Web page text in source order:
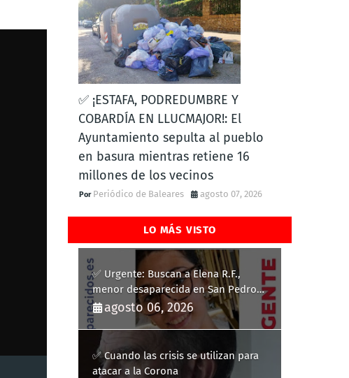
✅ ¡ESTAFA, PODREDUMBRE Y
COBARDÍA EN LLUCMAJOR!: El
Ayuntamiento sepulta al pueblo
en basura mientras retiene 16
millones de los vecinos
Periódico de Baleares agosto 07, 2026
LO MÁS VISTO
✅ Urgente: Buscan a Elena R.F.,
menor desaparecida en San Pedro
del Pinatar
agosto 06, 2026
✅ Cuando las crisis se utilizan para
atacar a la Corona